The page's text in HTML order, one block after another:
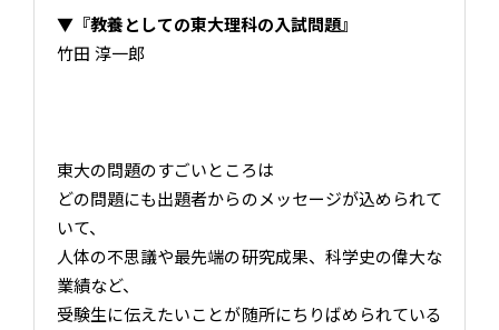
▼ 『教養としての東大理科の入試問題』
竹田 淳一郎
東大の問題のすごいところは
どの問題にも出題者からのメッセージが込められて
いて、
人体の不思議や最先端の研究成果、科学史の偉大な
業績など、
受験生に伝えたいことが随所にちりばめられている